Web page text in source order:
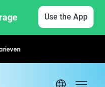
Use the App
Flexibel boeken